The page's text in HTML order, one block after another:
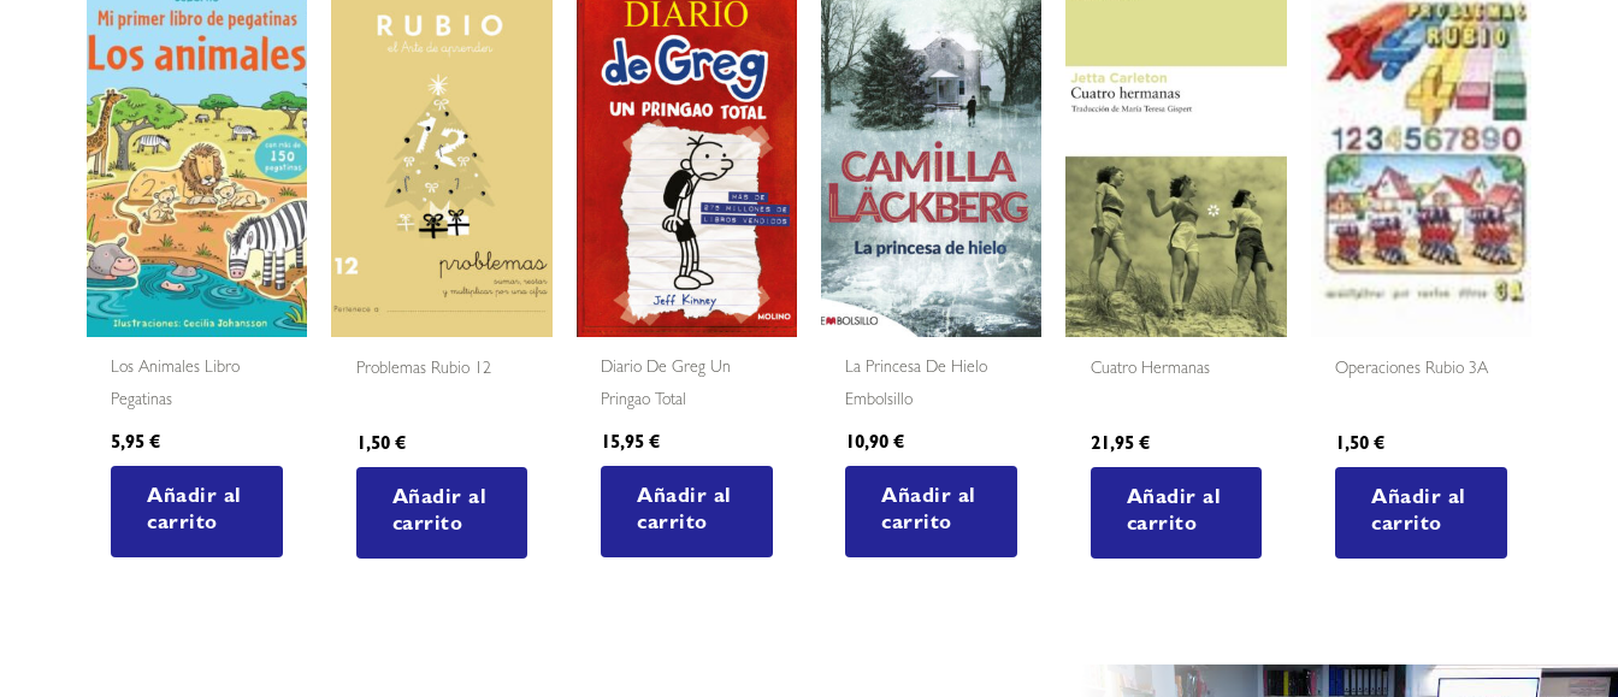
Los Animales Libro
Pegatinas
5,95€
Añadir al
carrito
Problemas Rubio 12
1,50 €
Añadir al
carrito
Diario De Greg Un
Pringao Total
15,95€
Añadir al
carrito
La Princesa De Hielo
Embolsillo
10,90€
Añadir al
carrito
Cuatro Hermanas
21,95 €
Añadir al
carrito
Operaciones Rubio 3A
1,50€
Añadir al
carrito